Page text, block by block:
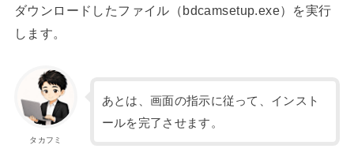
ダウンロードしたファイル（bdcamsetup.exe）を実行
します。
タカフミ
あとは、画面の指示に従って、インスト
ールを完了させます。